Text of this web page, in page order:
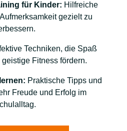
für Kinder: Hilfreiche
gezielt zu
Techniken, die Spaß
Fitness fördern.
Praktische Tipps und
Freude und Erfolg im